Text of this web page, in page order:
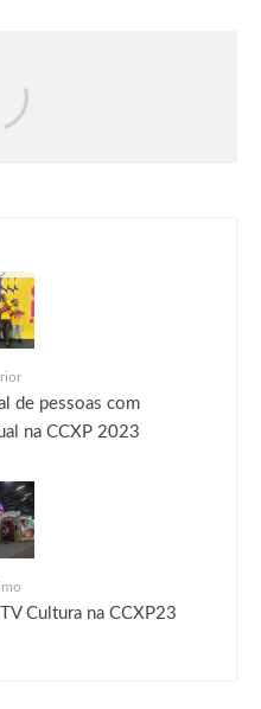
ingressos
11 de setembro,
para a grande
de pessoas com
na CCXP 2023
Cultura na CCXP23